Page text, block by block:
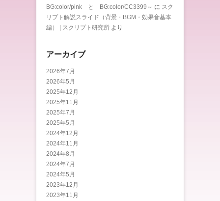
BG:color/pink と BG:color/CC3399～ に スク
リプト解説スライド（背景・BGM・効果音基本
編） | スクリプト研究所 より
アーカイブ
2026年7月
2026年5月
2025年12月
2025年11月
2025年7月
2025年5月
2024年12月
2024年11月
2024年8月
2024年7月
2024年5月
2023年12月
2023年11月